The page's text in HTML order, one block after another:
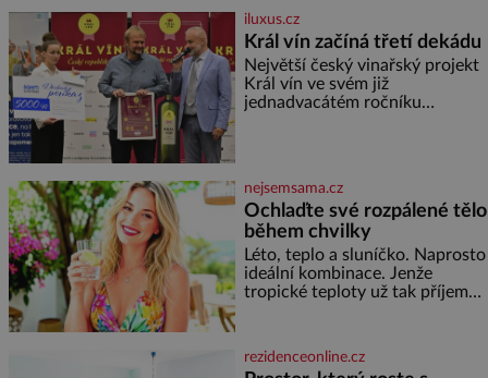
dobyvatelské hordy zastavit. Co
nedokáže žádná z asijských říší,
co nedokážou Němci – to
dokáže český král. Nebo že by
ne? Mongolové od roku 1223
postupují podél Kaspického a
iluxus.cz
Král vín začíná třetí dekádu
Největší český vinařský projekt
Král vín ve svém již
jednadvacátém ročníku
nejsemsama.cz
Ochlaďte své rozpálené tělo
během chvilky
Léto, teplo a sluníčko. Naprosto
ideální kombinace. Jenže
tropické teploty už tak příjemné
dyž se nám tropy zaryjí pod
kůži, hledáme úlevu v bazénu
rezidenceonline.cz